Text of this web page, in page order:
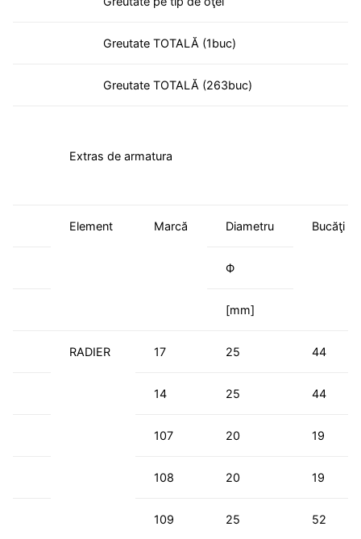
Greutate TOTALĂ (1buc)
Greutate TOTALĂ (263buc)
Extras de armatura
Element Marcă Diametru Bucăţi
Ф
[mm]
RADIER 17 25 44
14 25 44
107 20 19
108 20 19
109 25 52